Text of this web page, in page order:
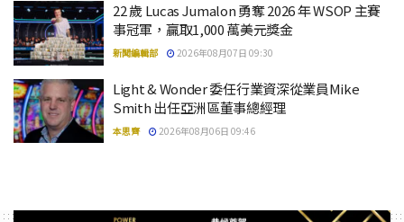
22 歲 Lucas Jumalon 勇奪 2026 年 WSOP 主賽
事冠軍，贏取1,000 萬美元獎金
新聞編輯部 2026年08月07日 09:30
Light & Wonder 委任行業資深從業員Mike
Smith 出任亞洲區董事總經理
本思齊 2026年08月06日 09:46